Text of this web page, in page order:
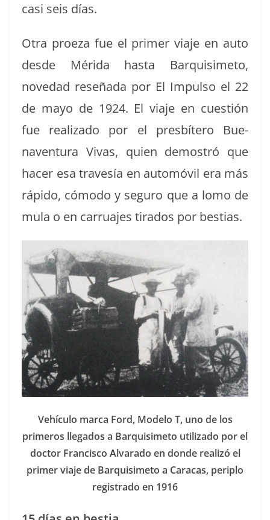
casi seis días.
Otra proeza fue el primer via­je en auto
des­de Méri­da has­ta Bar­quisime­to,
novedad reseña­da por El Impul­so el 22
de mayo de 1924. El via­je en cuestión
fue real­iza­do por el pres­bítero Bue­
naven­tu­ra Vivas, quien demostró que
hac­er esa trav­es­ía en automóvil era más
rápi­do, cómo­do y seguro que a lomo de
mula o en car­ru­a­jes tira­dos por bestias.
Vehícu­lo mar­ca Ford, Mod­e­lo T, uno de los
primeros lle­ga­dos a Bar­quisime­to uti­liza­do por el
doc­tor Fran­cis­co Alvara­do en donde real­izó el
primer via­je de Bar­quisime­to a Cara­cas, perip­lo
reg­istra­do en 1916